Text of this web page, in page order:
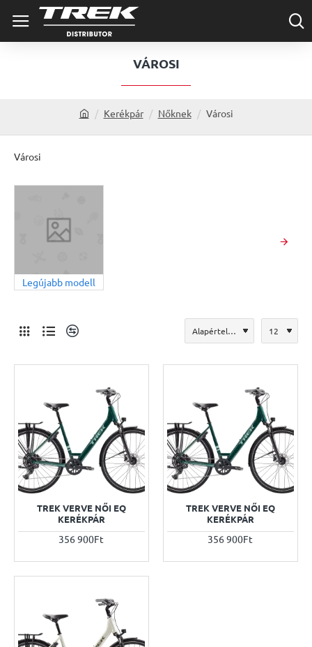
VÁROSI
o
Kerékpár Nőknek Városi
Városi
Legújabb modell
TREK VERVE NŐI EQ
KERÉKPÁR
356 900Ft
TREK VERVE NŐI EQ
KERÉKPÁR
356 900Ft